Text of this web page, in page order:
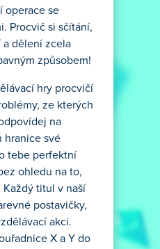
operace se
Procvič si sčítání,
a dělení zcela
způsobem!
hry procvičí
ze kterých
na
hranice své
tebe perfektní
ohledu na to,
Každý titul v naší
postavičky,
akci.
X a Y do